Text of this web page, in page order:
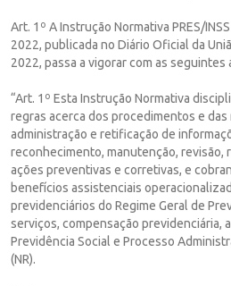
Art. 1º A Instrução Normativa PRES/
2022, publicada no Diário Oficial da
2022, passa a vigorar com as seguintes
“Art. 1º Esta Instrução Normativa
regras acerca dos procedimentos e
administração e retificação de
reconhecimento, manutenção, revisão,
ações preventivas e corretivas, e
benefícios assistenciais
previdenciários do Regime Geral de
serviços, compensação previdenciária,
Previdência Social e Processo
(NR).